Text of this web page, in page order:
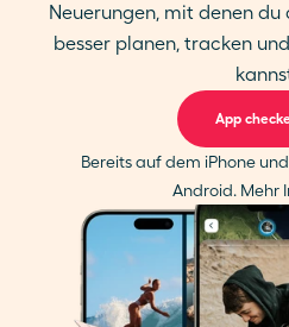
Neuerungen, mit denen
besser planen, tracken
App
Bereits auf dem iPhone
Android. Mehr